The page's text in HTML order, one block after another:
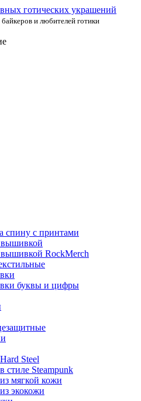
и любителей готики
спину с принтами
RockMerch
буквы и цифры
Steel
Steampunk
мягкой кожи
экокожи